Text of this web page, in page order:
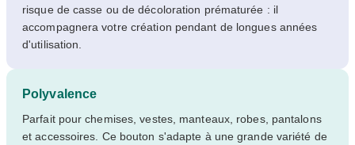
risque de casse ou de décoloration prématurée : il
accompagnera votre création pendant de longues années
d'utilisation.
Polyvalence
Parfait pour chemises, vestes, manteaux, robes, pantalons
et accessoires. Ce bouton s'adapte à une grande variété de